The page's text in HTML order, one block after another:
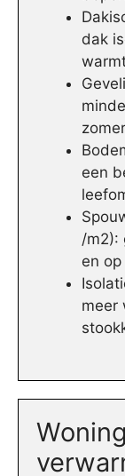
dak
een
/m2):
en
meer